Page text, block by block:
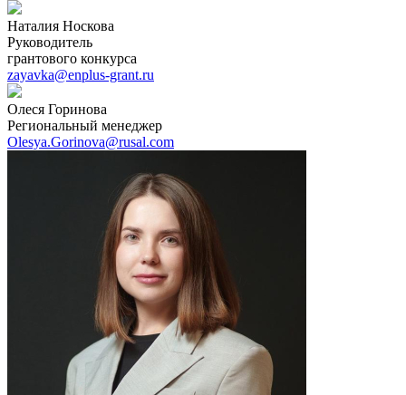
Наталия Носкова
Руководитель
грантового конкурса
zayavka@enplus-grant.ru
Олеся Горинова
Региональный менеджер
Olesya.Gorinova@rusal.com